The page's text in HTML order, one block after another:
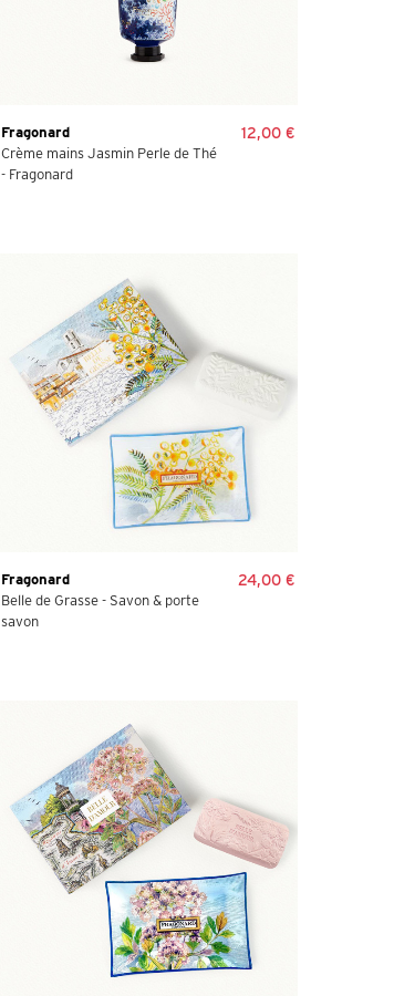
Fragonard
Crème mains Jasmin Perle de Thé
- Fragonard
12,00 €
Fragonard
Belle de Grasse - Savon & porte
savon
24,00 €